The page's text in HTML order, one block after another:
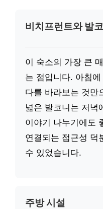
비치프런트와 발
이 숙소의 가장 큰
는 점입니다. 아침
다를 바라보는 것만
넓은 발코니는 저녁
이야기 나누기에도
연결되는 접근성 덕
수 있었습니다.
주방 시설